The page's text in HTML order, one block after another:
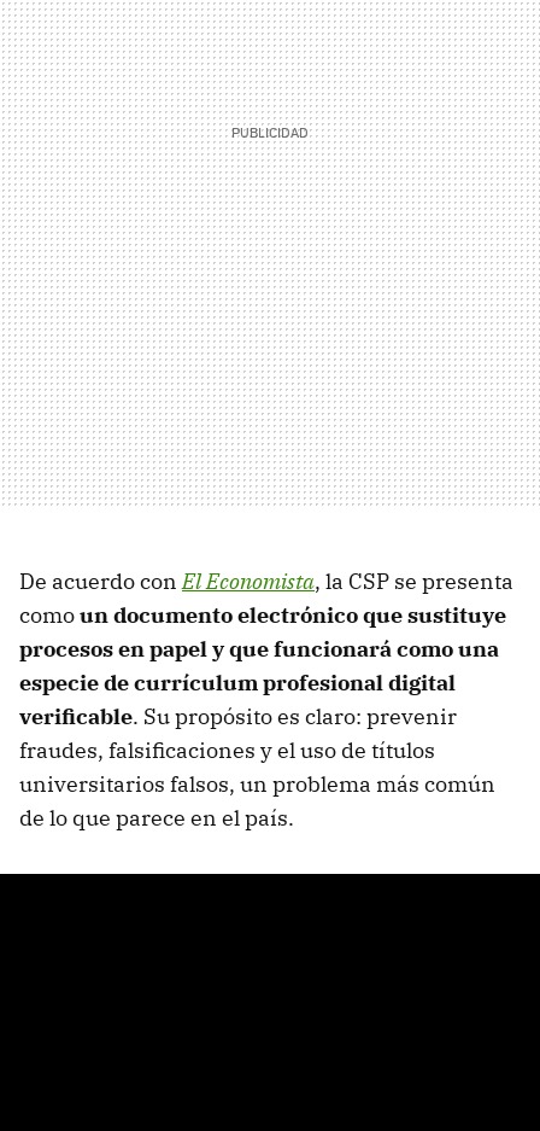
De acuerdo conEl Economista, la CSP se presenta
comoun documento electrónico que sustituye
procesos en papel y que funcionará como una
especie decurrículum profesional digital
verificable. Su propósito es claro: prevenir
fraudes, falsificaciones y el uso de títulos
universitarios falsos, un problema más común
de lo que parece en el país.